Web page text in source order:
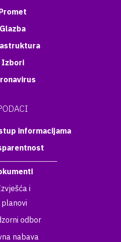
Glazba
Izbori
informacijama
i
planovi
odbor
nabava